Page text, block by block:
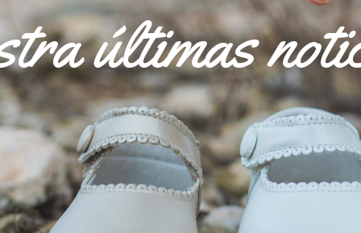
últimas